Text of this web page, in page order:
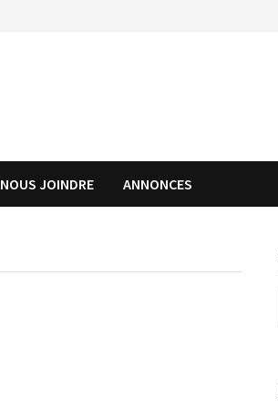
NOUS JOINDRE ANNONCES